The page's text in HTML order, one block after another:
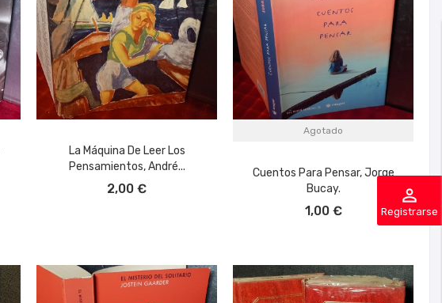
perm_identity
Registrarse
La Máquina De Leer Los
Pensamientos, André...
2,00 €
Agotado
Cuentos Para Pensar, Jorge
Bucay.
1,00 €